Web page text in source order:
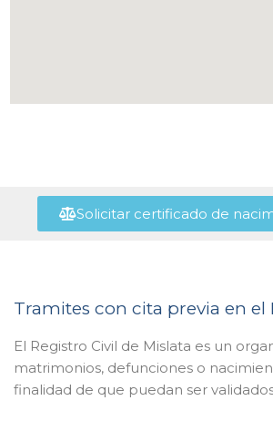
Solicitar certificado de
Tramites con cita previa en el
El Registro Civil de Mislata es un
matrimonios, defunciones o
finalidad de que puedan ser